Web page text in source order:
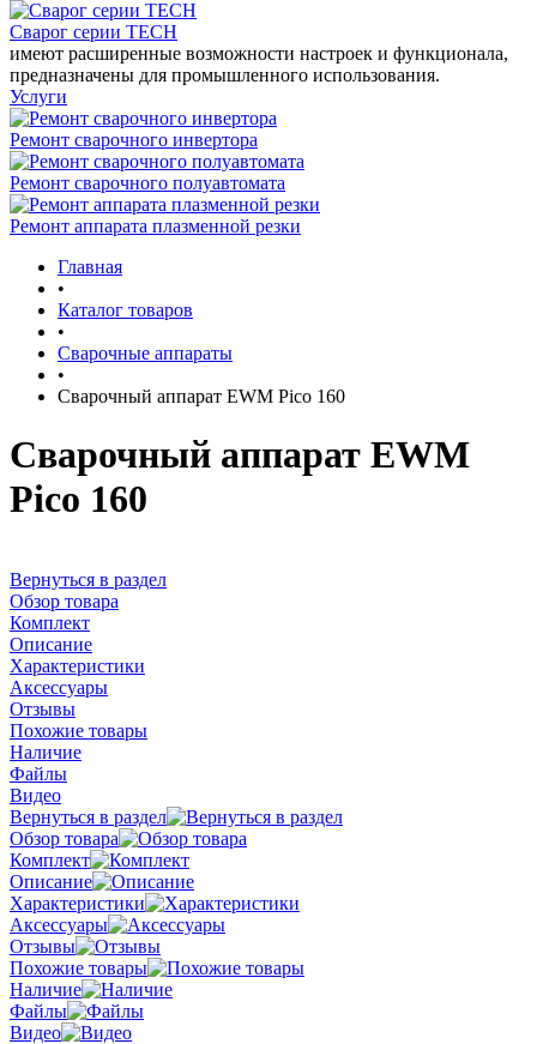
Сварог серии TECH
имеют расширенные возможности настроек и функционала,
предназначены для промышленного использования.
Услуги
Ремонт сварочного инвертора
Ремонт сварочного полуавтомата
Ремонт аппарата плазменной резки
Главная
•
Каталог товаров
•
Сварочные аппараты
•
Сварочный аппарат EWM Pico 160
Сварочный аппарат EWM
Pico 160
Вернуться в раздел
Обзор товара
Комплект
Описание
Характеристики
Аксессуары
Отзывы
Похожие товары
Наличие
Файлы
Видео
Вернуться в раздел
Обзор товара
Комплект
Описание
Характеристики
Аксессуары
Отзывы
Похожие товары
Наличие
Файлы
Видео